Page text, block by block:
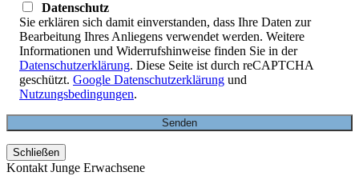
Datenschutz
Sie erklären sich damit einverstanden, dass Ihre Daten zur
Bearbeitung Ihres Anliegens verwendet werden. Weitere
Informationen und Widerrufshinweise finden Sie in der
Datenschutzerklärung. Diese Seite ist durch reCAPTCHA
geschützt. Google Datenschutzerklärung und
Nutzungsbedingungen.
Schließen
Kontakt Junge Erwachsene